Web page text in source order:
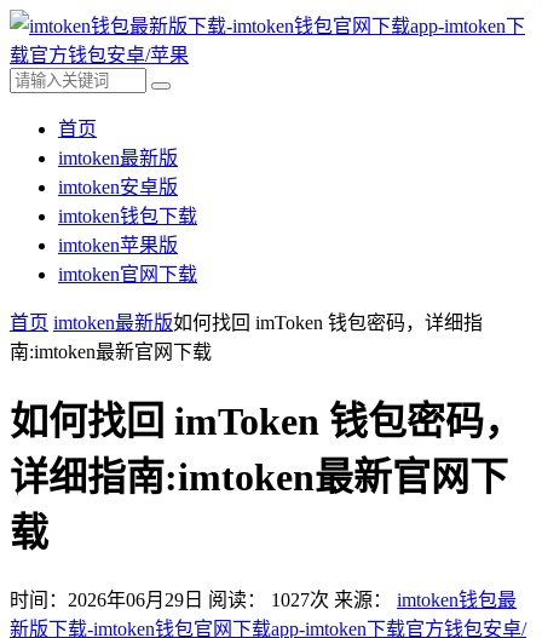
首页
imtoken最新版
imtoken安卓版
imtoken钱包下载
imtoken苹果版
imtoken官网下载
首页 imtoken最新版如何找回 imToken 钱包密码，详细指
南:imtoken最新官网下载
如何找回 imToken 钱包密码，
详细指南:imtoken最新官网下
载
时间：2026年06月29日 阅读： 1027次 来源： imtoken钱包最
新版下载-imtoken钱包官网下载app-imtoken下载官方钱包安卓/